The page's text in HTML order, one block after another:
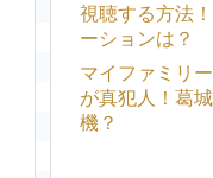
視聴する方法
ーションは？
マイファミリ
が真犯人！葛
機？